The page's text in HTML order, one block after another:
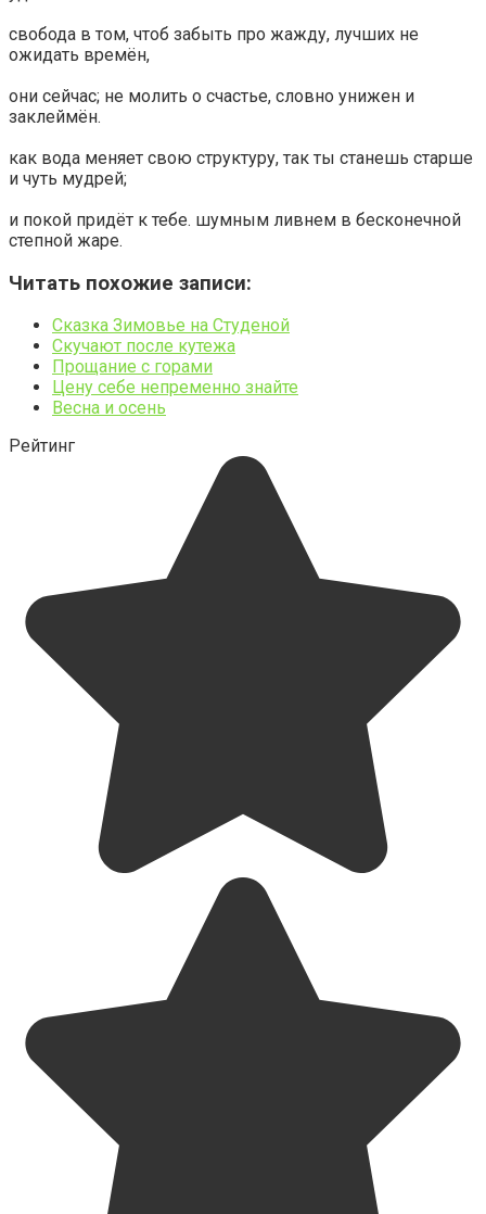
свобода в том, чтоб забыть про жажду, лучших не
ожидать времён,
они сейчас; не молить о счастье, словно унижен и
заклеймён.
как вода меняет свою структуру, так ты станешь старше
и чуть мудрей;
и покой придёт к тебе. шумным ливнем в бесконечной
степной жаре.
Читать похожие записи:
Сказка Зимовье на Студеной
Скучают после кутежа
Прощание с горами
Цену себе непременно знайте
Весна и осень
Рейтинг